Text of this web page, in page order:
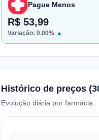
Pague Menos
R$ 53,99
Variação: 0.00% ▲
Histórico de preços
Evolução diária por farmácia.